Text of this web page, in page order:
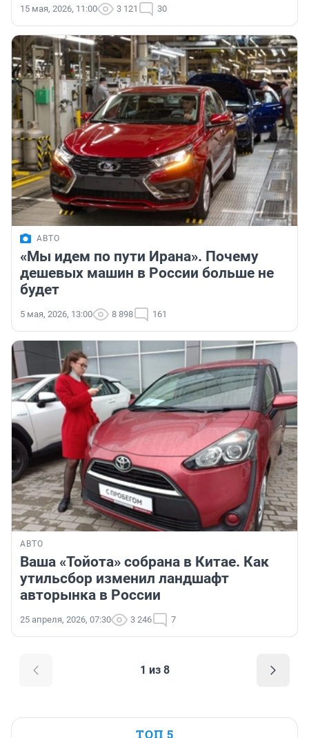
15 мая, 2026, 11:00 3 121 30
АВТО
«Мы идем по пути Ирана». Почему
дешевых машин в России больше не
будет
5 мая, 2026, 13:00 8 898 161
АВТО
Ваша «Тойота» собрана в Китае. Как
утильсбор изменил ландшафт
авторынка в России
25 апреля, 2026, 07:30 3 246 7
1 из 8
ТОП 5